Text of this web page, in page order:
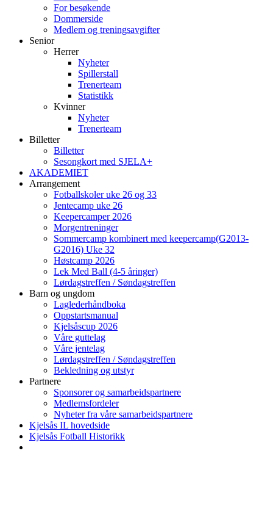
For besøkende
Dommerside
Medlem og treningsavgifter
Senior
Herrer
Nyheter
Spillerstall
Trenerteam
Statistikk
Kvinner
Nyheter
Trenerteam
Billetter
Billetter
Sesongkort med SJELA+
AKADEMIET
Arrangement
Fotballskoler uke 26 og 33
Jentecamp uke 26
Keepercamper 2026
Morgentreninger
Sommercamp kombinert med keepercamp(G2013-
G2016) Uke 32
Høstcamp 2026
Lek Med Ball (4-5 åringer)
Lørdagstreffen / Søndagstreffen
Barn og ungdom
Laglederhåndboka
Oppstartsmanual
Kjelsåscup 2026
Våre guttelag
Våre jentelag
Lørdagstreffen / Søndagstreffen
Bekledning og utstyr
Partnere
Sponsorer og samarbeidspartnere
Medlemsfordeler
Nyheter fra våre samarbeidspartnere
Kjelsås IL hovedside
Kjelsås Fotball Historikk